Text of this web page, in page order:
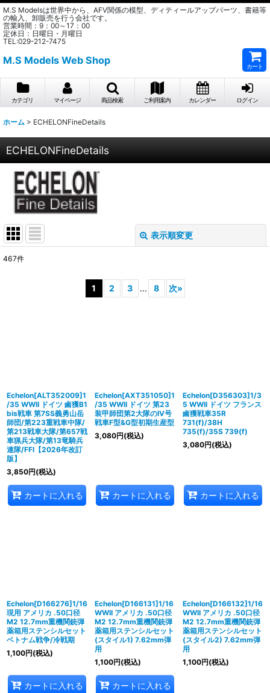
M.S Modelsは世界中から、AFV関係の模型、ディティールアップパーツ、書籍等
の輸入、卸販売を行う会社です。
営業時間：9：00～17：00
定休日：日曜日・月曜日
TEL:029-212-7475
M.S Models Web Shop
カート
カテゴリ マイページ 商品検索 ご利用案内 カレンダー ログイン
ホーム > ECHELONFineDetails
ECHELONFineDetails
表示順変更
467件
1 2 3 ... 8 次»
Echelon[ALT352009]1
/35 WWII ドイツ 鹵獲B1
bis戦車 第7SS義勇山岳
師団/第223重戦車中隊/
第213戦車大隊/第657戦
車猟兵大隊/第13竜騎兵
連隊/FFI【2026年改訂
版】
3,850円(税込)
カートに入れる
Echelon[AXT351050]1
/35 WWII ドイツ 第23
装甲師団第2大隊のIV号
戦車F型&G型初期生産型
3,080円(税込)
カートに入れる
Echelon[D356303]1/3
5 WWII ドイツ フランス
鹵獲戦車35R
731(f)/38H
735(f)/35S 739(f)
3,080円(税込)
カートに入れる
Echelon[D166276]1/16
現用 アメリカ .50口径
M2 12.7mm重機関銃弾
薬箱用ステンシルセット
ベトナム戦争/冷戦期
1,100円(税込)
カートに入れる
Echelon[D166131]1/16
WWII アメリカ .50口径
M2 12.7mm重機関銃弾
薬箱用ステンシルセット
(スタイル1) 7.62mm弾
用
1,100円(税込)
カートに入れる
Echelon[D166132]1/16
WWII アメリカ .50口径
M2 12.7mm重機関銃弾
薬箱用ステンシルセット
(スタイル2) 7.62mm弾
用
1,100円(税込)